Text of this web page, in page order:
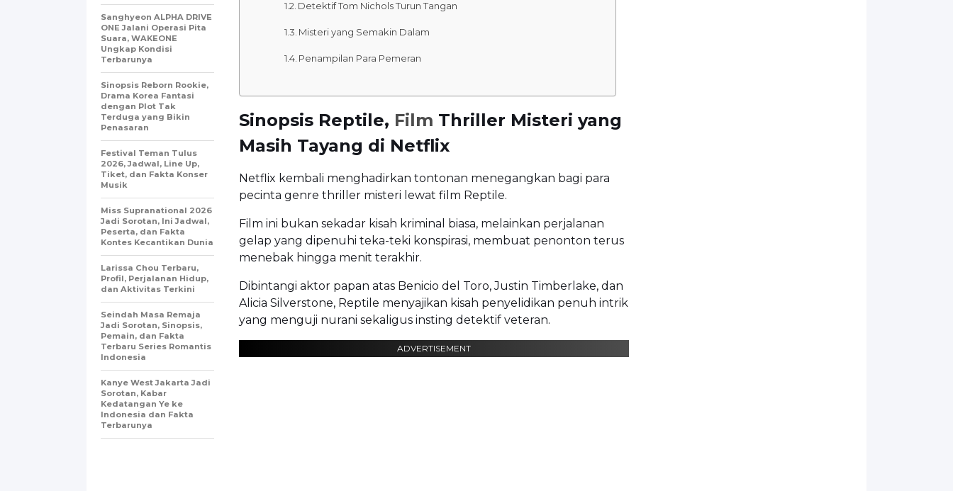
Detektif Tom Nichols Turun Tangan
Misteri yang Semakin Dalam
Penampilan Para Pemeran
Sinopsis Reptile, Film Thriller Misteri yang
Masih Tayang di Netflix
Netflix kembali menghadirkan tontonan menegangkan bagi para
pecinta genre thriller misteri lewat film Reptile.
Film ini bukan sekadar kisah kriminal biasa, melainkan perjalanan
gelap yang dipenuhi teka-teki konspirasi, membuat penonton terus
menebak hingga menit terakhir.
Dibintangi aktor papan atas Benicio del Toro, Justin Timberlake, dan
Alicia Silverstone, Reptile menyajikan kisah penyelidikan penuh intrik
yang menguji nurani sekaligus insting detektif veteran.
ADVERTISEMENT
Sanghyeon ALPHA DRIVE
ONE Jalani Operasi Pita
Suara, WAKEONE
Ungkap Kondisi
Terbarunya
Sinopsis Reborn Rookie,
Drama Korea Fantasi
dengan Plot Tak
Terduga yang Bikin
Penasaran
Festival Teman Tulus
2026, Jadwal, Line Up,
Tiket, dan Fakta Konser
Musik
Miss Supranational 2026
Jadi Sorotan, Ini Jadwal,
Peserta, dan Fakta
Kontes Kecantikan Dunia
Larissa Chou Terbaru,
Profil, Perjalanan Hidup,
dan Aktivitas Terkini
Seindah Masa Remaja
Jadi Sorotan, Sinopsis,
Pemain, dan Fakta
Terbaru Series Romantis
Indonesia
Kanye West Jakarta Jadi
Sorotan, Kabar
Kedatangan Ye ke
Indonesia dan Fakta
Terbarunya